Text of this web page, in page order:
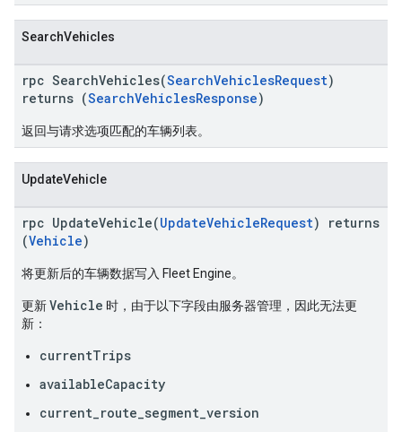
SearchVehicles
rpc SearchVehicles(SearchVehiclesRequest)
returns (SearchVehiclesResponse)
返回与请求选项匹配的车辆列表。
UpdateVehicle
rpc UpdateVehicle(UpdateVehicleRequest) returns
(Vehicle)
将更新后的车辆数据写入 Fleet Engine。
更新Vehicle 时，由于以下字段由服务器管理，因此无法更
新：
currentTrips
availableCapacity
current_route_segment_version